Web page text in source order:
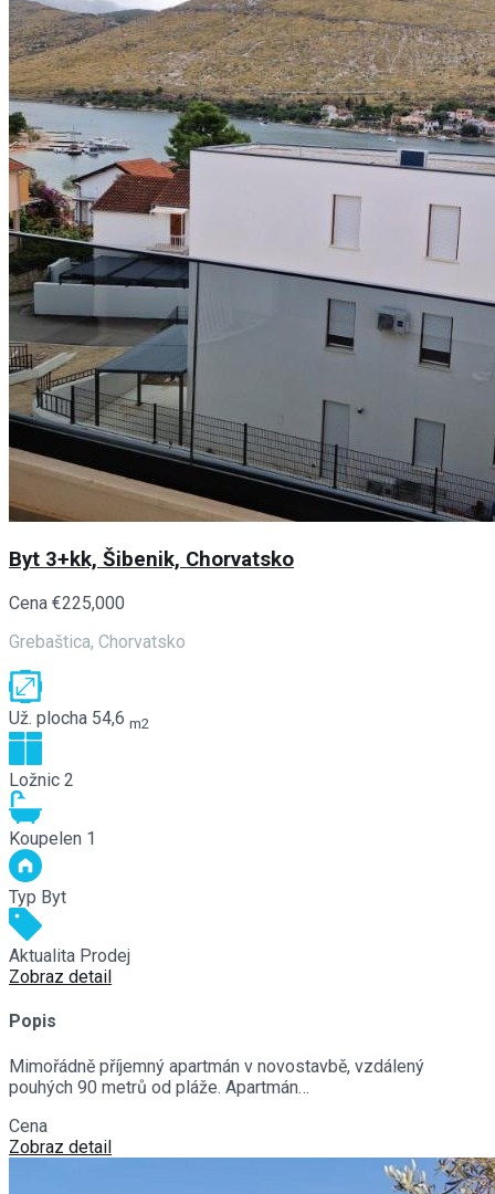
Byt 3+kk, Šibenik, Chorvatsko
Cena €225,000
Grebaštica, Chorvatsko
Už. plocha 54,6 m2
Ložnic 2
Koupelen 1
Typ Byt
Aktualita Prodej
Zobraz detail
Popis
Mimořádně příjemný apartmán v novostavbě, vzdálený
pouhých 90 metrů od pláže. Apartmán…
Cena
Zobraz detail